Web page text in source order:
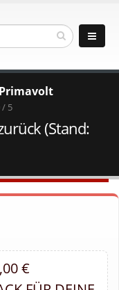
Primavolt
/ 5
(Stand:
€